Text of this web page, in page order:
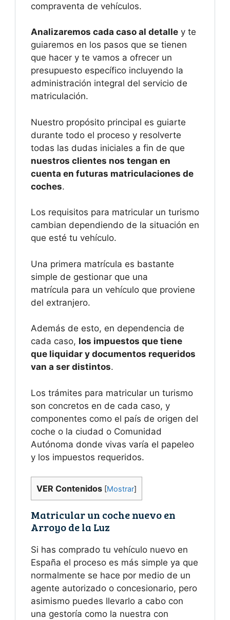
compraventa de vehículos.
Analizaremos cada caso al detalle y te
guiaremos en los pasos que se tienen
que hacer y te vamos a ofrecer un
presupuesto específico incluyendo la
administración integral del servicio de
matriculación.
Nuestro propósito principal es guiarte
durante todo el proceso y resolverte
todas las dudas iniciales a fin de que
nuestros clientes nos tengan en
cuenta en futuras matriculaciones de
coches.
Los requisitos para matricular un turismo
cambian dependiendo de la situación en
que esté tu vehículo.
Una primera matrícula es bastante
simple de gestionar que una
matrícula para un vehículo que proviene
del extranjero.
Además de esto, en dependencia de
cada caso, los impuestos que tiene
que liquidar y documentos requeridos
van a ser distintos.
Los trámites para matricular un turismo
son concretos en de cada caso, y
componentes como el país de origen del
coche o la ciudad o Comunidad
Autónoma donde vivas varía el papeleo
y los impuestos requeridos.
VER Contenidos [Mostrar]
Matricular un coche nuevo en
Arroyo de la Luz
Si has comprado tu vehículo nuevo en
España el proceso es más simple ya que
normalmente se hace por medio de un
agente autorizado o concesionario, pero
asimismo puedes llevarlo a cabo con
una gestoría como la nuestra con